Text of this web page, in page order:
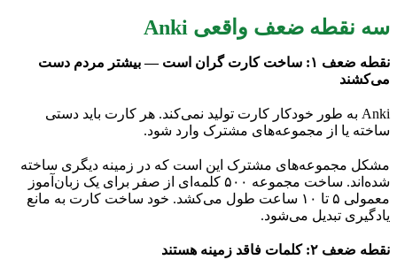
سه نقطه ضعف واقعی Anki
نقطه ضعف ۱: ساخت کارت گران است — بیشتر مردم دست
می‌کشند
Anki به طور خودکار کارت تولید نمی‌کند. هر کارت باید دستی
ساخته یا از مجموعه‌های مشترک وارد شود.
مشکل مجموعه‌های مشترک این است که در زمینه دیگری ساخته
شده‌اند. ساخت مجموعه ۵۰۰ کلمه‌ای از صفر برای یک زبان‌آموز
معمولی ۵ تا ۱۰ ساعت طول می‌کشد. خود ساخت کارت به مانع
یادگیری تبدیل می‌شود.
نقطه ضعف ۲: کلمات فاقد زمینه هستند